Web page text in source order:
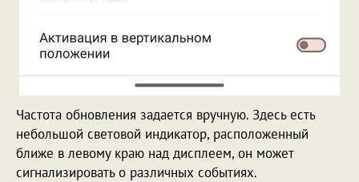
Частота обновления задается вручную. Здесь есть
небольшой световой индикатор, расположенный
ближе в левому краю над дисплеем, он может
сигнализировать о различных событиях.